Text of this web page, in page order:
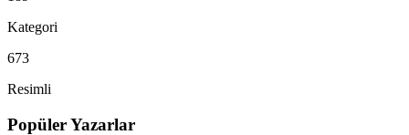
Kategori
673
Resimli
Popüler Yazarlar